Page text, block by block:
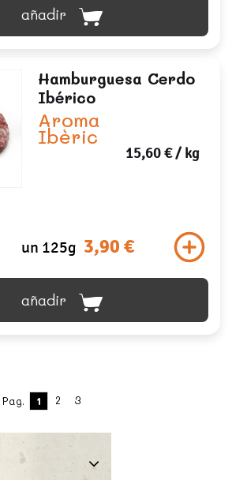
añadir
Hamburguesa Cerdo
Ibérico
Aroma
Ibèric
15,60 €/ kg
un 125g 3,90 €
añadir
Pag. 1 2 3